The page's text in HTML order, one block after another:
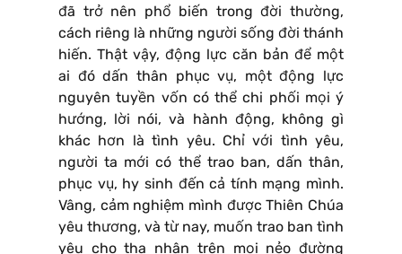
đã trở nên phổ biến trong đời thường,
cách riêng là những người sống đời thánh
hiến. Thật vậy, động lực căn bản để một
ai đó dấn thân phục vụ, một động lực
nguyên tuyền vốn có thể chi phối mọi ý
hướng, lời nói, và hành động, không gì
khác hơn là tình yêu. Chỉ với tình yêu,
người ta mới có thể trao ban, dấn thân,
phục vụ, hy sinh đến cả tính mạng mình.
Vâng, cảm nghiệm mình được Thiên Chúa
yêu thương, và từ nay, muốn trao ban tình
yêu cho tha nhân trên mọi nẻo đường